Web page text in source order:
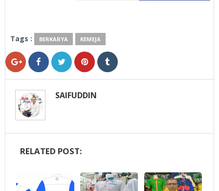
Tags : BERKARYA KEMEJA
SAIFUDDIN
RELATED POST: